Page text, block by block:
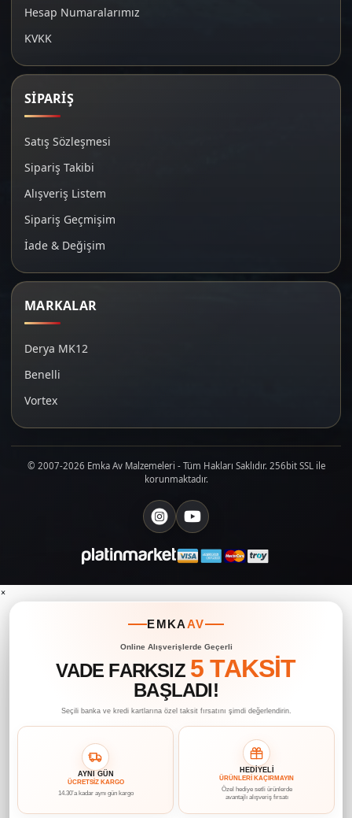
Hesap Numaralarımız
KVKK
SİPARİŞ
Satış Sözleşmesi
Sipariş Takibi
Alışveriş Listem
Sipariş Geçmişim
İade & Değişim
MARKALAR
Derya MK12
Benelli
Vortex
© 2007-2026 Emka Av Malzemeleri - Tüm Hakları Saklıdır. 256bit SSL ile
korunmaktadır.
×
EMKAAV
Online Alışverişlerde Geçerli
VADE FARKSIZ 5 TAKSİT
BAŞLADI!
Seçili banka ve kredi kartlarına özel taksit fırsatını şimdi değerlendirin.
AYNI GÜN
ÜCRETSİZ KARGO
14.30’a kadar aynı gün kargo
HEDİYELİ
ÜRÜNLERİ KAÇIRMAYIN
Özel hediye setli ürünlerde
avantajlı alışveriş fırsatı